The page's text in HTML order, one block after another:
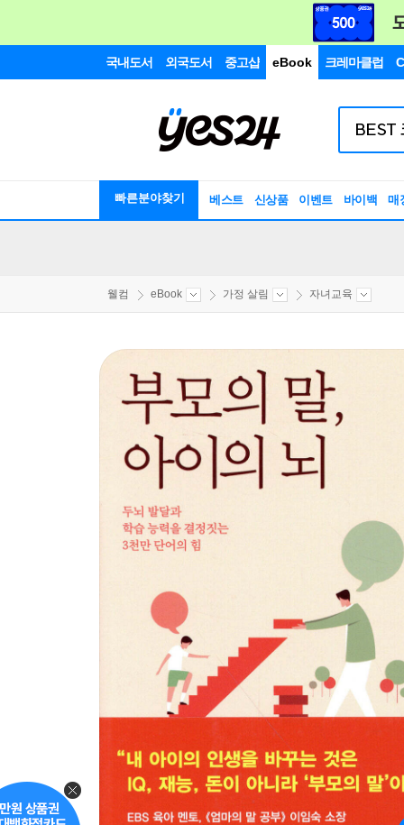
국내도서 외국도서 중고샵 eBook 크레마클럽
빠른분야찾기 베스트 신상품 이벤트 바이백 매
웰컴 eBook 가정 살림 자녀교육